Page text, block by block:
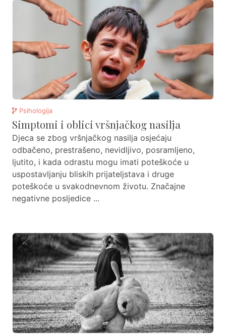
Psihologija
Simptomi i oblici vršnjačkog nasilja
Djeca se zbog vršnjačkog nasilja osjećaju
odbačeno, prestrašeno, nevidljivo, posramljeno,
ljutito, i kada odrastu mogu imati poteškoće u
uspostavljanju bliskih prijateljstava i druge
poteškoće u svakodnevnom životu. Značajne
negativne posljedice ...